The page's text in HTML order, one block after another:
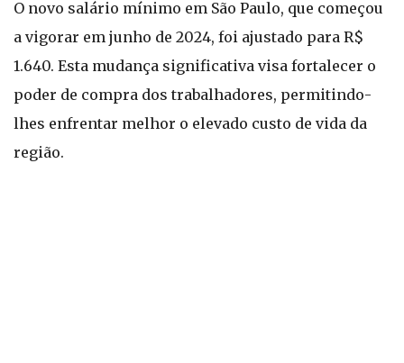
O novo salário mínimo em São Paulo, que começou
a vigorar em junho de 2024, foi ajustado para R$
1.640. Esta mudança significativa visa fortalecer o
poder de compra dos trabalhadores, permitindo-
lhes enfrentar melhor o elevado custo de vida da
região.